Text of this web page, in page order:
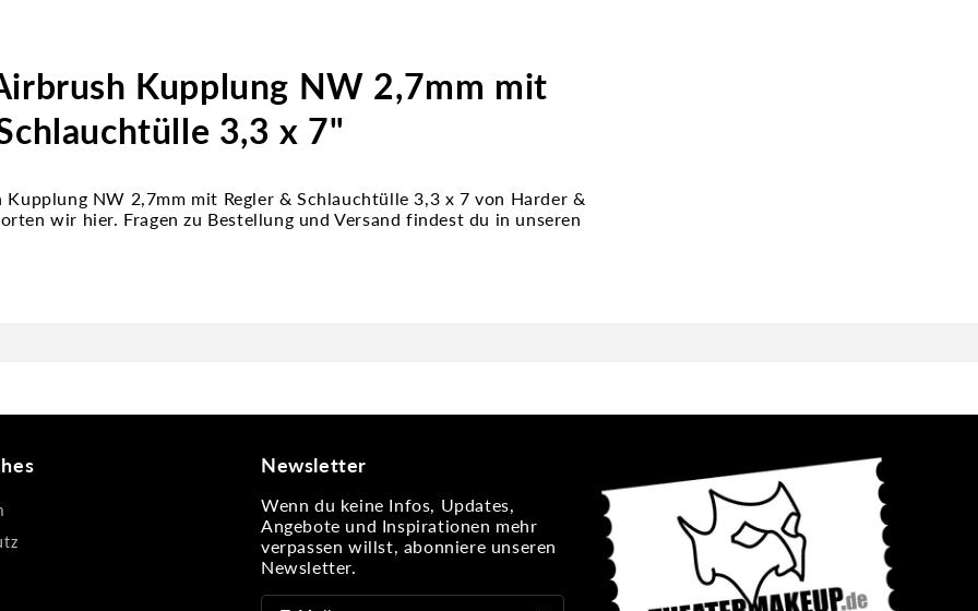
Kupplung NW 2,7mm mit
3,3 x 7"
Kupplung NW 2,7mm mit Regler & Schlauchtülle 3,3 x 7 von Harder &
wir hier. Fragen zu Bestellung und Versand findest du in unseren
Newsletter
Wenn du keine Infos, Updates,
Angebote und Inspirationen mehr
verpassen willst, abonniere unseren
Newsletter.